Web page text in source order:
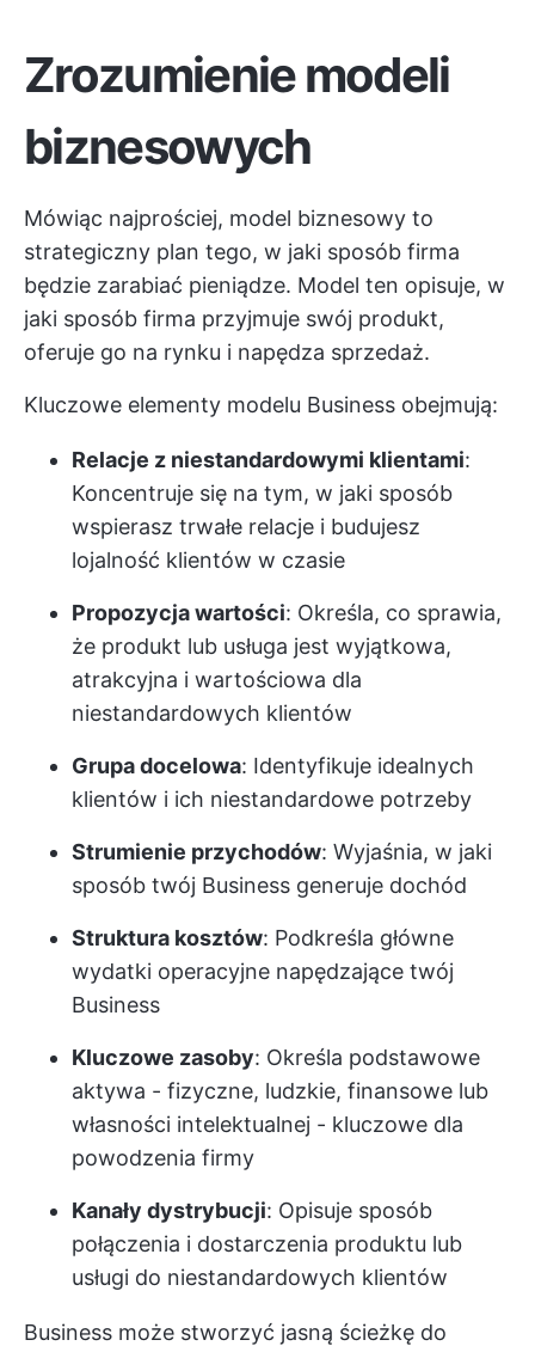
Zrozumienie modeli
biznesowych
Mówiąc najprościej, model biznesowy to
strategiczny plan tego, w jaki sposób firma
będzie zarabiać pieniądze. Model ten opisuje, w
jaki sposób firma przyjmuje swój produkt,
oferuje go na rynku i napędza sprzedaż.
Kluczowe elementy modelu Business obejmują:
Relacje z niestandardowymi klientami:
Koncentruje się na tym, w jaki sposób
wspierasz trwałe relacje i budujesz
lojalność klientów w czasie
Propozycja wartości: Określa, co sprawia,
że produkt lub usługa jest wyjątkowa,
atrakcyjna i wartościowa dla
niestandardowych klientów
Grupa docelowa: Identyfikuje idealnych
klientów i ich niestandardowe potrzeby
Strumienie przychodów: Wyjaśnia, w jaki
sposób twój Business generuje dochód
Struktura kosztów: Podkreśla główne
wydatki operacyjne napędzające twój
Business
Kluczowe zasoby: Określa podstawowe
aktywa - fizyczne, ludzkie, finansowe lub
własności intelektualnej - kluczowe dla
powodzenia firmy
Kanały dystrybucji: Opisuje sposób
połączenia i dostarczenia produktu lub
usługi do niestandardowych klientów
Business może stworzyć jasną ścieżkę do